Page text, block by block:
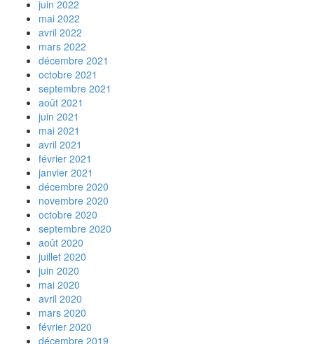
juin 2022
mai 2022
avril 2022
mars 2022
décembre 2021
octobre 2021
septembre 2021
août 2021
juin 2021
mai 2021
avril 2021
février 2021
janvier 2021
décembre 2020
novembre 2020
octobre 2020
septembre 2020
août 2020
juillet 2020
juin 2020
mai 2020
avril 2020
mars 2020
février 2020
décembre 2019